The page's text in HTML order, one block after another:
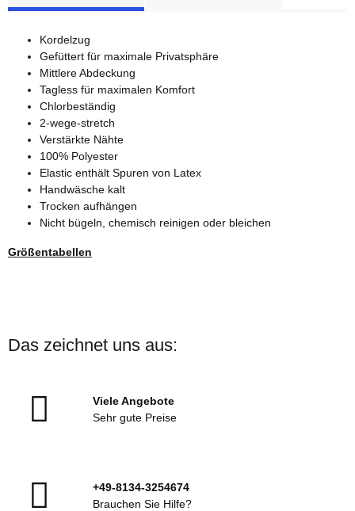
Kordelzug
Gefüttert für maximale Privatsphäre
Mittlere Abdeckung
Tagless für maximalen Komfort
Chlorbeständig
2-wege-stretch
Verstärkte Nähte
100% Polyester
Elastic enthält Spuren von Latex
Handwäsche kalt
Trocken aufhängen
Nicht bügeln, chemisch reinigen oder bleichen
Größentabellen
Das zeichnet uns aus:
Viele Angebote
Sehr gute Preise
+49-8134-3254674
Brauchen Sie Hilfe?